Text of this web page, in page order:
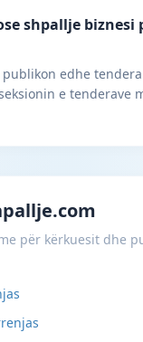
shpallje biznesi
publikon edhe
e tenderave
për kërkuesit dhe